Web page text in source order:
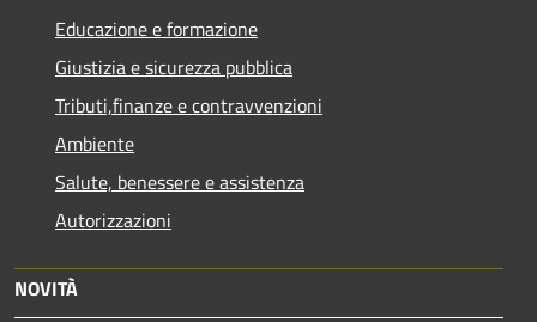
Educazione e formazione
Giustizia e sicurezza pubblica
Tributi,finanze e contravvenzioni
Ambiente
Salute, benessere e assistenza
Autorizzazioni
NOVITÀ